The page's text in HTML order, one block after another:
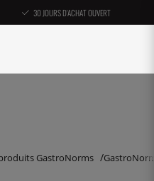
30 JOURS D'ACHAT OUVERT
GastroNorms